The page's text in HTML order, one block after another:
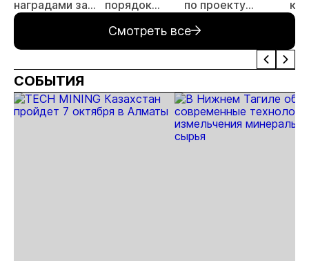
наградами за
открытие
«Андрей»
порядок
Певеке
по проекту
Смотреть все
СОБЫТИЯ